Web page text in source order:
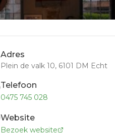
Adres
Plein de valk 10, 6101 DM Echt
Telefoon
0475 745 028
Website
Bezoek website